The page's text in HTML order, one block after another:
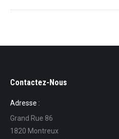
Contactez-Nous
Adresse :
Grand Rue 86
1820 Montreux